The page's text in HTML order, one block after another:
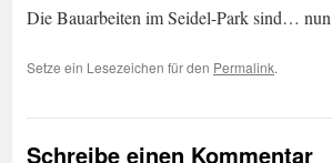
Die Bauarbeiten im Seidel-Park sind…
Setze ein Lesezeichen für den Permalink.
Schreibe einen Kommentar